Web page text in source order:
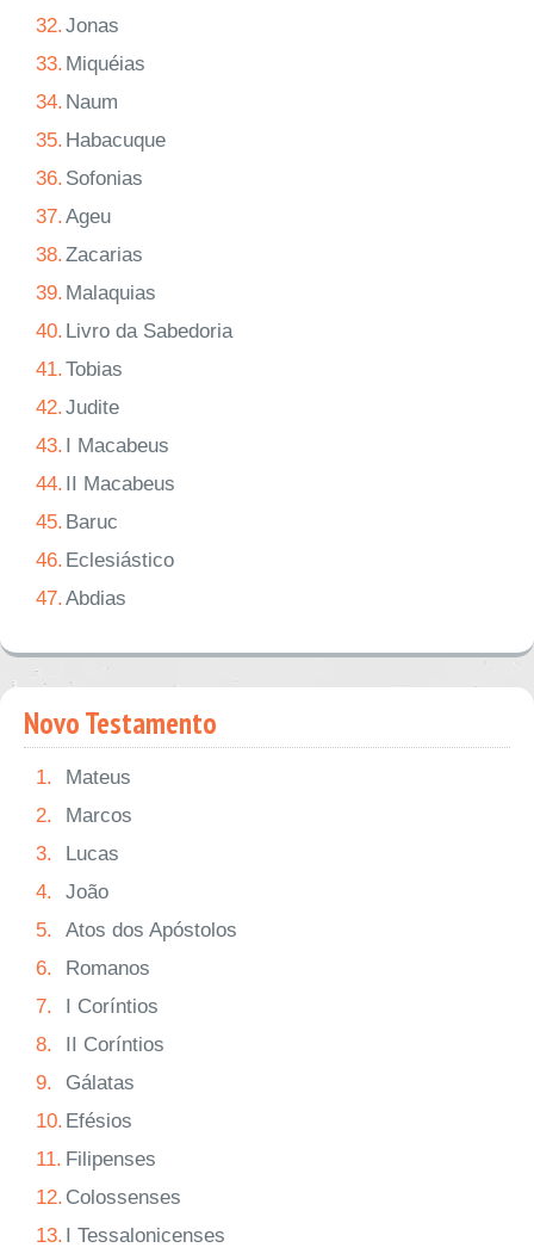
32.Jonas
33. Miquéias
34. Naum
35. Habacuque
36. Sofonias
37.Ageu
38.Zacarias
39. Malaquias
40. Livro da Sabedoria
41.Tobias
42.Judite
43. I Macabeus
44. II Macabeus
45. Baruc
46. Eclesiástico
47.Abdias
Novo Testamento
1.
Mateus
2.
Marcos
3.
Lucas
4.
João
5.
Atos dos Apóstolos
6.
Romanos
7.
I Coríntios
8.
II Coríntios
9.
Gálatas
10. Efésios
11. Filipenses
12. Colossenses
13. I Tessalonicenses